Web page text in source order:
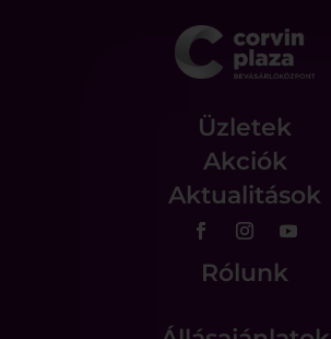
Üzletek
Akciók
Aktualitások
Rólunk